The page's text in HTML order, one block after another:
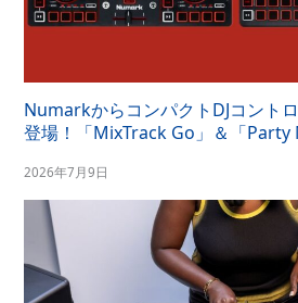
NumarkからコンパクトDJコント
登場！「MixTrack Go」＆「Party
2026年7月9日